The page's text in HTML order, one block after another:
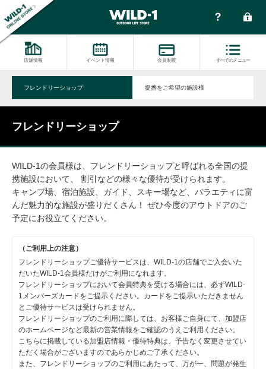
店舗情報 イベント情報 会員制度 すべてのメニュー
フレンドリーショップ 提携をご希望の施設様
フレンドリーショップ
WILD-1の会員様は、フレンドリーショップと呼ばれる全国の提
携施設において、 割引などの様々な優待が受けられます。
キャンプ場、宿泊施設、ガイド、スキー場など、バラエティに富
んだ魅力的な施設が盛りだくさん！ ぜひ今度のアウトドアのご
予定にお役立てください。
（ご利用上の注意）
フレンドリーショップご優待サービスは、WILD-1の店舗でご入会いた
だいたWILD-1会員様だけがご利用になれます。
フレンドリーショップにおいて会員特典を受ける場合には、必ずWILD-
1メンバーズカードをご提示ください。カードをご提示いただきません
とご優待サービスは受けられません。
フレンドリーショップのご利用に際しては、お客様ご自身にて、加盟店
のホームページなど最新の営業情報をご確認のうえご利用ください。
こちらに掲載している加盟店情報・優待特典は、予告なく変更させてい
ただく場合がございますのであらかじめご了承ください。
また、フレンドリーショップのご利用にあたって、万が一、問題が発生